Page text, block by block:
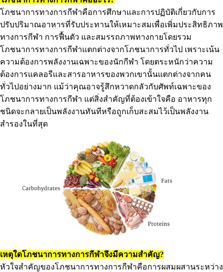
โภชนาการทางการกีฬาคือการศึกษาและการปฏิบัติเกี่ยวกับการ
ปรับปริมาณอาหารที่รับประทานให้เหมาะสมเพื่อเพิ่มประสิทธิภาพ
ทางการกีฬา การฟื้นตัว และสมรรถภาพทางกายโดยรวม
โภชนาการทางการกีฬาแตกต่างจากโภชนาการทั่วไป เพราะเน้น
ความต้องการพลังงานเฉพาะของนักกีฬา โดยตระหนักว่าความ
ต้องการแคลอรีและสารอาหารของพวกเขานั้นแตกต่างจากคน
ทั่วไปอย่างมาก แม้ว่าคุณอาจรู้สึกหวาดกลัวกับศัพท์เฉพาะของ
โภชนาการทางการกีฬา แต่สิ่งสำคัญที่ต้องเข้าใจคือ อาหารทุก
ชนิดจะกลายเป็นพลังงานทันทีหรือถูกเก็บสะสมไว้เป็นพลังงาน
สำรองในที่สุด
เหตุใดโภชนาการทางการกีฬาจึงมีความสำคัญ?
หัวใจสำคัญของโภชนาการทางการกีฬาคือการผสมผสานระหว่าง